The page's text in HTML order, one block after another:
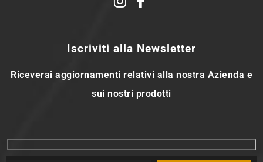
Iscriviti alla Newsletter
Riceverai aggiornamenti relativi alla nostra Azienda e
sui nostri prodotti